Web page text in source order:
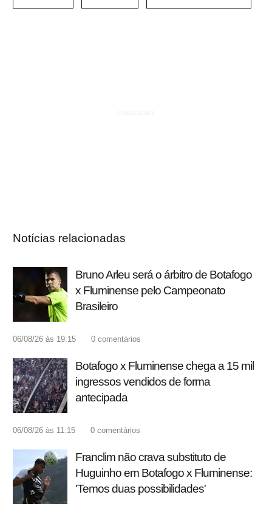
Notícias relacionadas
Bruno Arleu será o árbitro de Botafogo
x Fluminense pelo Campeonato
Brasileiro
06/08/26 às 19:15 0 comentários
Botafogo x Fluminense chega a 15 mil
ingressos vendidos de forma
antecipada
06/08/26 às 11:15 0 comentários
Franclim não crava substituto de
Huguinho em Botafogo x Fluminense:
'Temos duas possibilidades'